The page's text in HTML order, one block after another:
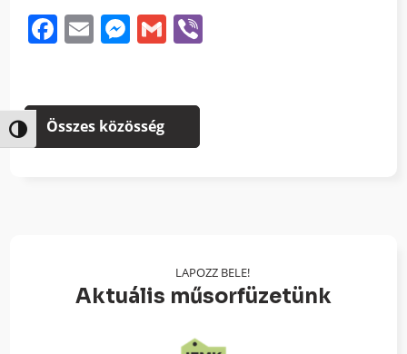
Nagy kontraszt váltása
Facebook
EmailMessenger
Gmail
Összes közösség
LAPOZZ BELE!
Aktuális műsorfüzetünk